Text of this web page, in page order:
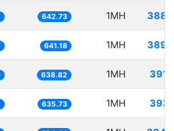
642.73 1MH
641.18 1MH
638.82 1MH
635.73 1MH